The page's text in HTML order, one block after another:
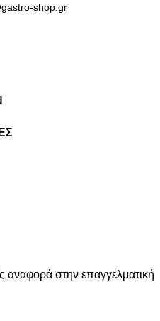
shop.gr
στην επαγγελματική